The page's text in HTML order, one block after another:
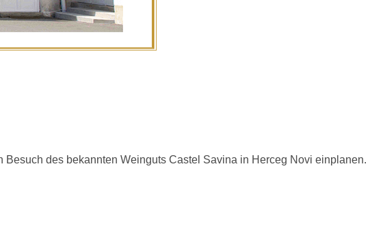
des bekannten Weinguts Castel Savina in Herceg Novi einplanen.